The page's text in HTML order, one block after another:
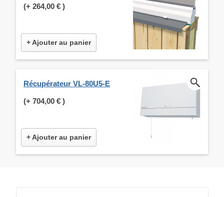
(+ 264,00 € )
+ Ajouter au panier
Récupérateur VL-80U5-E
(+ 704,00 € )
+ Ajouter au panier